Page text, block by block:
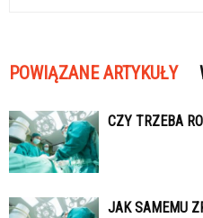
POWIĄZANE ARTYKUŁY
CZY TRZEBA
JAK SAMEMU